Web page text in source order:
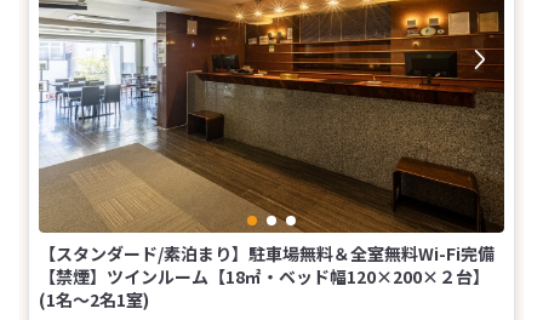
【スタンダード/素泊まり】駐車場無料＆全室無料Wi-Fi完備
【禁煙】ツインルーム【18㎡・ベッド幅120×200×２台】
(1名～2名1室)